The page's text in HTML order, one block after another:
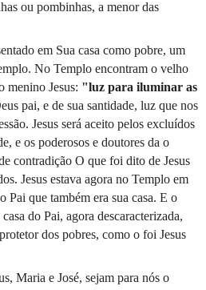
ou pombinhas, a menor das
em Sua casa como pobre, um
No Templo encontram o velho
menino Jesus: "luz para iluminar as
pai, e de sua santidade, luz que nos
Jesus será aceito pelos excluídos
e os poderosos e doutores da o
contradição O que foi dito de Jesus
Jesus estava agora no Templo em
Pai que também era sua casa. E o
do Pai, agora descaracterizada,
dos pobres, como o foi Jesus
Maria e José, sejam para nós o